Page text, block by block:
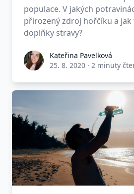
populace. V jakých
přirozený zdroj hořčíku a
doplňky stravy?
Kateřina Pavelková
25. 8. 2020 · 2 minuty